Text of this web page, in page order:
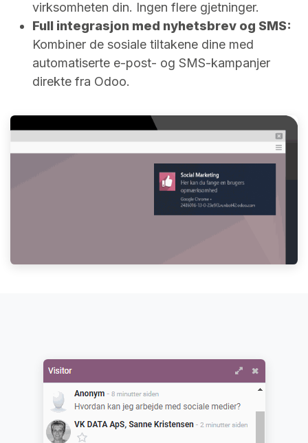
virksomheten din. Ingen flere gjetninger.
Full integrasjon med nyhetsbrev og SMS:
Kombiner de sosiale tiltakene dine med
automatiserte e-post- og SMS-kampanjer
direkte fra Odoo.